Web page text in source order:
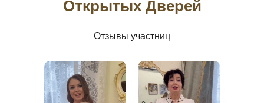
Открытых Дверей
Отзывы участниц